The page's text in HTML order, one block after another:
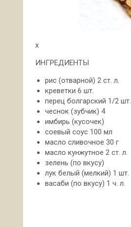
x
ИНГРЕДИЕНТЫ
рис (отварной) 2 ст. л.
креветки 6 шт.
перец болгарский 1/2 шт.
чеснок (зубчик) 4
имбирь (кусочек)
соевый соус 100 мл
масло сливочное 30 г
масло кунжутное 2 ст. л.
зелень (по вкусу)
лук белый (мелкий) 1 шт.
васаби (по вкусу) 1 ч. л.